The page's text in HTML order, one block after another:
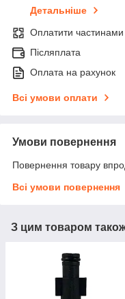
Детальніше
Оплатити частинами
Післяплата
Оплата на рахунок
Всі умови оплати
Умови повернення
Повернення товару
Всі умови повернення
З цим товаром